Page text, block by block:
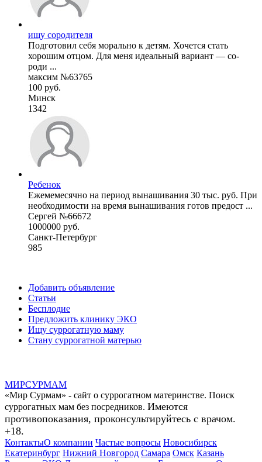
ищу сородителя
Подготовил себя морально к детям. Хочется стать
хорошим отцом. Для меня идеальный вариант — со-
роди ...
максим №63765
100 руб.
Минск
1342
Ребенок
Ежемемесячно на период вынашивания 30 тыс. руб. При
необходимости на время вынашивания готов предост ...
Сергей №66672
1000000 руб.
Санкт-Петербург
985
Добавить объявление
Статьи
Бесплодие
Предложить клинику ЭКО
Ищу суррогатную маму
Стану суррогатной матерью
МИРСУРМАМ
«Мир Сурмам» - сайт о суррогатном материнстве. Поиск
суррогатных мам без посредников. Имеются
противопоказания, проконсультируйтесь с врачом.
+18.
КонтактыО компании Частые вопросы Новосибирск
Екатеринбург Нижний Новгород Самара Омск Казань